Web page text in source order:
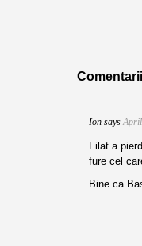
Ion says
Filat a
fure cel
Bine ca